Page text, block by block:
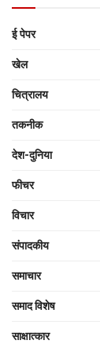
ई पेपर
खेल
चित्रालय
तकनीक
देश-दुनिया
फीचर
विचार
संपादकीय
समाचार
समाद विशेष
साक्षात्‍कार